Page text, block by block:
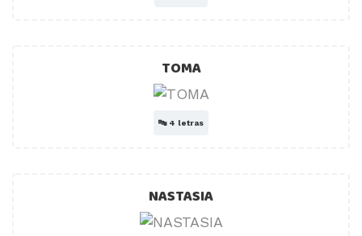
TOMA
🔤 4 letras
NASTASIA